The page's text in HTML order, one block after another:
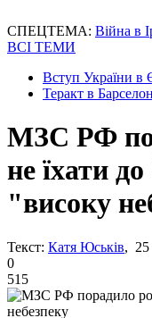
СПЕЦТЕМА: Війна в
ВСІ ТЕМИ
Вступ України в
Теракт в
МЗС РФ
не їхати
"високу
Текст: Катя Юськів, 25
0
515